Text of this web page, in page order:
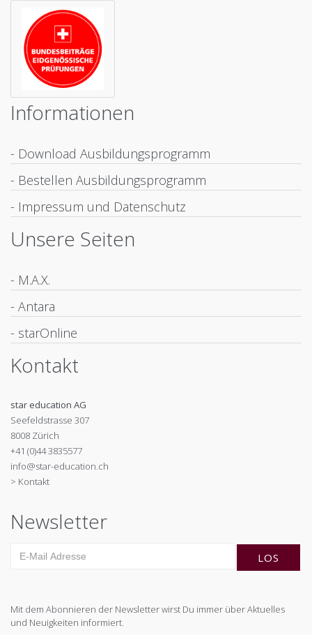
Informationen
- Download Ausbildungsprogramm
- Bestellen Ausbildungsprogramm
- Impressum und Datenschutz
Unsere Seiten
- M.A.X.
- Antara
- starOnline
Kontakt
star education AG
Seefeldstrasse 307
8008 Zürich
+41 (0)44 3835577
info@star-education.ch
> Kontakt
Newsletter
Mit dem Abonnieren der Newsletter wirst Du immer über Aktuelles
und Neuigkeiten informiert.